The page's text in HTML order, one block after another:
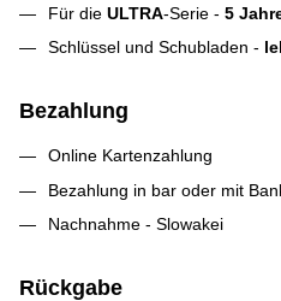
Für die ULTRA-Serie - 5
Schlüssel und Schubladen -
Bezahlung
Online Kartenzahlung
Bezahlung in bar oder mit
Nachnahme - Slowakei
Rückgabe